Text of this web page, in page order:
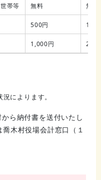
帯等 無料 無料
500円
1,000円
によります。
ら納付書を送付いたし
木村役場会計窓口（１